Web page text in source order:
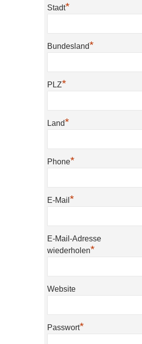
Stadt*
Bundesland*
PLZ*
Land*
Phone*
E-Mail*
E-Mail-Adresse
wiederholen*
Website
Passwort*